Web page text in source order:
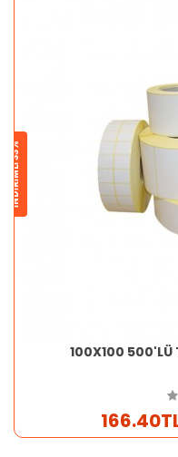
İNDİRİMLİ 33%
100X100 500'LÜ